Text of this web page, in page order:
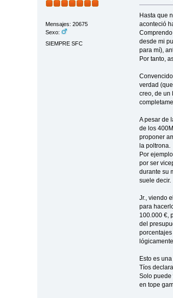
Mensajes: 20675
Sexo:
SIEMPRE SFC
Hasta que
aconteció
desde mi
para mí),
Por tanto,
verdad
creo, de un
A pesar de
de los
proponer
la poltrona.
Por
por ser
durante su
suele decir.
Jr., viendo
para
100.000 €,
del
Esto es
Tíos
Solo puede
en tope